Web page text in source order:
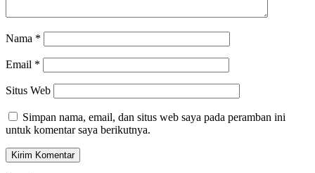
Nama *
Email *
Situs Web
Simpan nama, email, dan situs web saya pada peramban ini
untuk komentar saya berikutnya.